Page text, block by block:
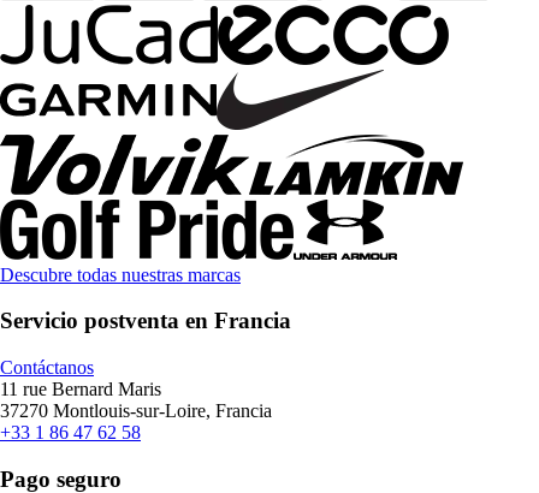
Descubre todas nuestras marcas
Servicio postventa en Francia
Contáctanos
11 rue Bernard Maris
37270 Montlouis-sur-Loire, Francia
+33 1 86 47 62 58
Pago seguro